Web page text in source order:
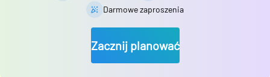
Darmowe zaproszenia
Zacznij planować